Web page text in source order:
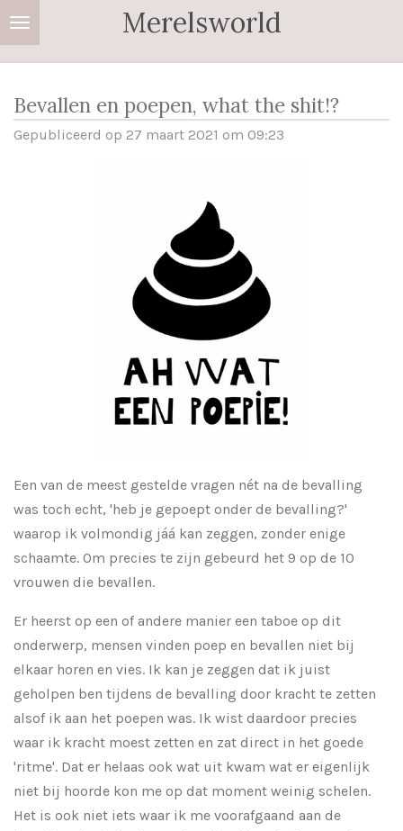
Ga
direct
hoofdinhoud
Merelsworld
Bevallen en poepen, what the shit!?
Gepubliceerd op 27 maart 2021 om 09:23
Een van de meest gestelde vragen nét na de bevalling
was toch echt, 'heb je gepoept onder de bevalling?'
waarop ik volmondig jáá kan zeggen, zonder enige
schaamte. Om precies te zijn gebeurd het 9 op de 10
vrouwen die bevallen.
Er heerst op een of andere manier een taboe op dit
onderwerp, mensen vinden poep en bevallen niet bij
elkaar horen en vies. Ik kan je zeggen dat ik juist
geholpen ben tijdens de bevalling door kracht te zetten
alsof ik aan het poepen was. Ik wist daardoor precies
waar ik kracht moest zetten en zat direct in het goede
'ritme'. Dat er helaas ook wat uit kwam wat er eigenlijk
niet bij hoorde kon me op dat moment weinig schelen.
Het is ook niet iets waar ik me voorafgaand aan de